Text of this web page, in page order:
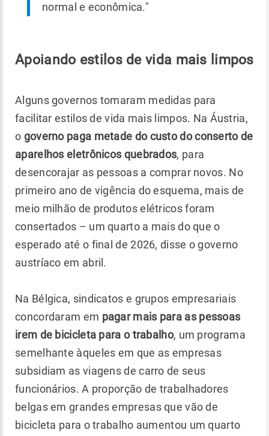
normal e econômica."
Apoiando estilos de vida mais limpos
Alguns governos tomaram medidas para
facilitar estilos de vida mais limpos. Na Áustria,
o governo paga metade do custo do conserto de
aparelhos eletrônicos quebrados, para
desencorajar as pessoas a comprar novos. No
primeiro ano de vigência do esquema, mais de
meio milhão de produtos elétricos foram
consertados – um quarto a mais do que o
esperado até o final de 2026, disse o governo
austríaco em abril.
Na Bélgica, sindicatos e grupos empresariais
concordaram em pagar mais para as pessoas
irem de bicicleta para o trabalho, um programa
semelhante àqueles em que as empresas
subsidiam as viagens de carro de seus
funcionários. A proporção de trabalhadores
belgas em grandes empresas que vão de
bicicleta para o trabalho aumentou um quarto